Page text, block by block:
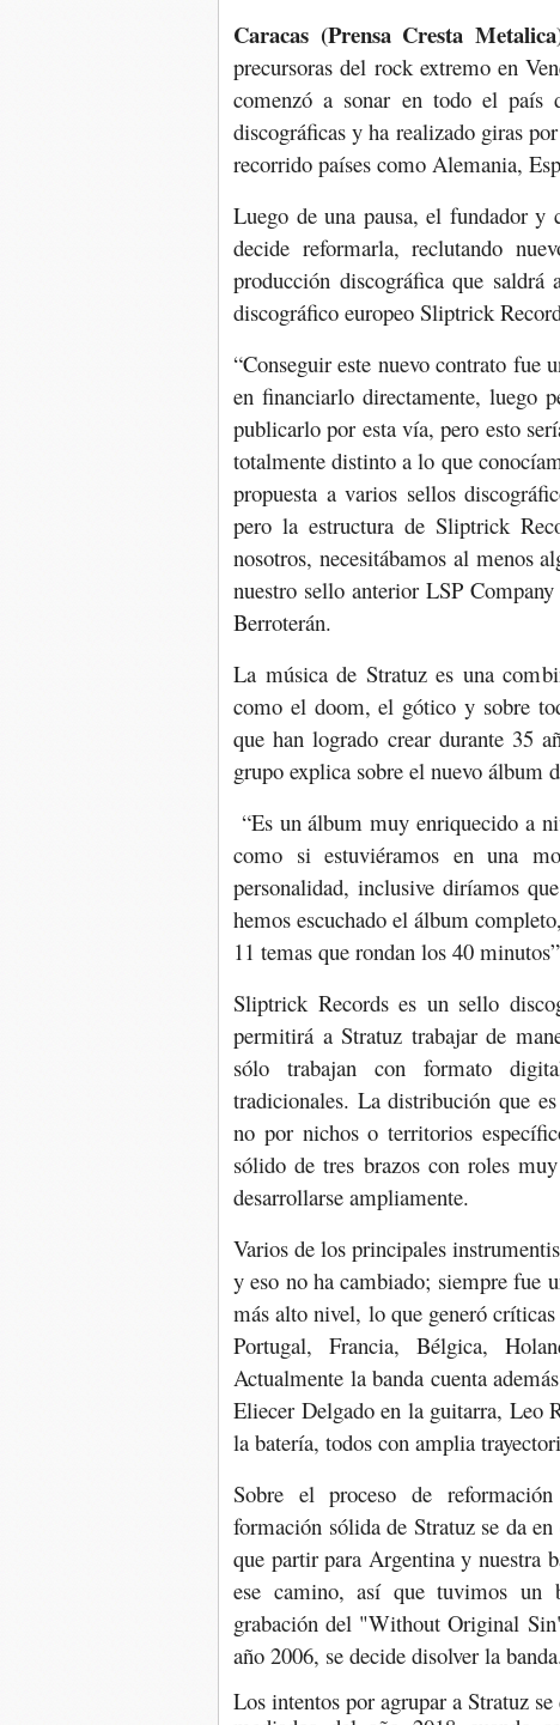
Caracas (Prensa Cresta
precursoras del rock extremo en
comenzó a sonar en todo el país
discográficas y ha realizado giras
recorrido países como Alemania,
Luego de una pausa, el fundador y
decide reformarla, reclutando
producción discográfica que
discográfico europeo Sliptrick
“Conseguir este nuevo contrato fue
en financiarlo directamente, luego
publicarlo por esta vía, pero esto
totalmente distinto a lo que
propuesta a varios sellos
pero la estructura de Sliptrick
nosotros, necesitábamos al menos
nuestro sello anterior LSP
Berroterán.
La música de Stratuz es una
como el doom, el gótico y sobre
que han logrado crear durante 35
grupo explica sobre el nuevo álbum
“Es un álbum muy enriquecido a
como si estuviéramos en una
personalidad, inclusive diríamos
hemos escuchado el álbum
11 temas que rondan los 40
Sliptrick Records es un sello
permitirá a Stratuz trabajar de
sólo trabajan con formato
tradicionales. La distribución que
no por nichos o territorios
sólido de tres brazos con roles
desarrollarse ampliamente.
Varios de los principales
y eso no ha cambiado; siempre fue
más alto nivel, lo que generó
Portugal, Francia, Bélgica,
Actualmente la banda cuenta
Eliecer Delgado en la guitarra, Leo
la batería, todos con amplia
Sobre el proceso de
formación sólida de Stratuz se da
que partir para Argentina y nuestra
ese camino, así que tuvimos un
grabación del "Without Original
año 2006, se decide disolver la
Los intentos por agrupar a Stratuz